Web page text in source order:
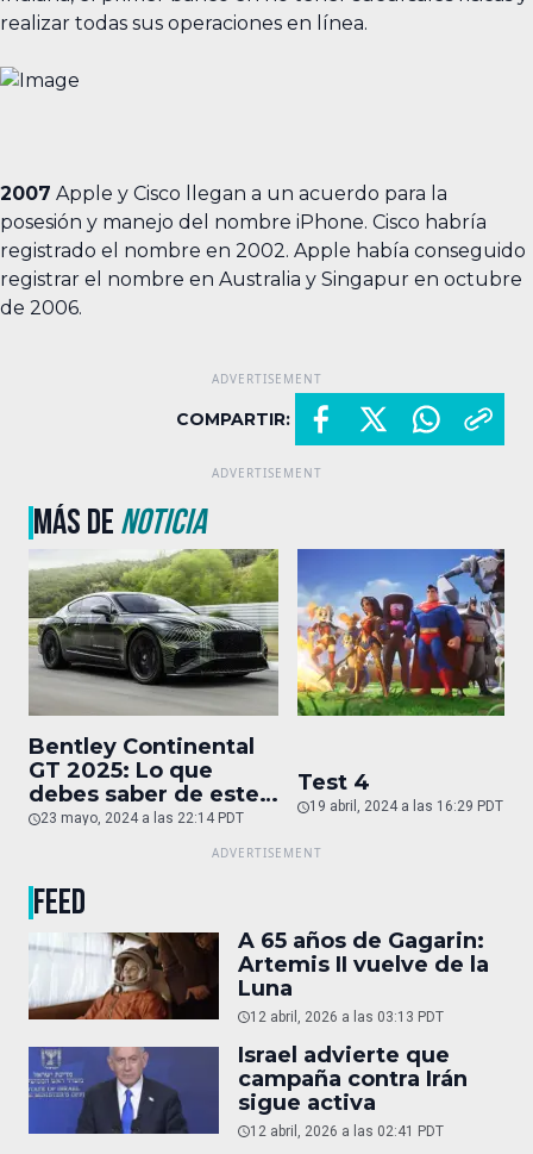
realizar todas sus operaciones en línea.
2007 Apple y Cisco llegan a un acuerdo para la
posesión y manejo del nombre iPhone. Cisco habría
registrado el nombre en 2002. Apple había conseguido
registrar el nombre en Australia y Singapur en octubre
de 2006.
COMPARTIR:
MÁS DENOTICIA
Bentley Continental
GT 2025: Lo que
debes saber de este
auto de superlujo
23 mayo, 2024 a las 22:14 PDT
Test 4
19 abril, 2024 a las 16:29 PDT
FEED
A 65 años de Gagarin:
Artemis II vuelve de la
Luna
12 abril, 2026 a las 03:13 PDT
Israel advierte que
campaña contra Irán
sigue activa
12 abril, 2026 a las 02:41 PDT